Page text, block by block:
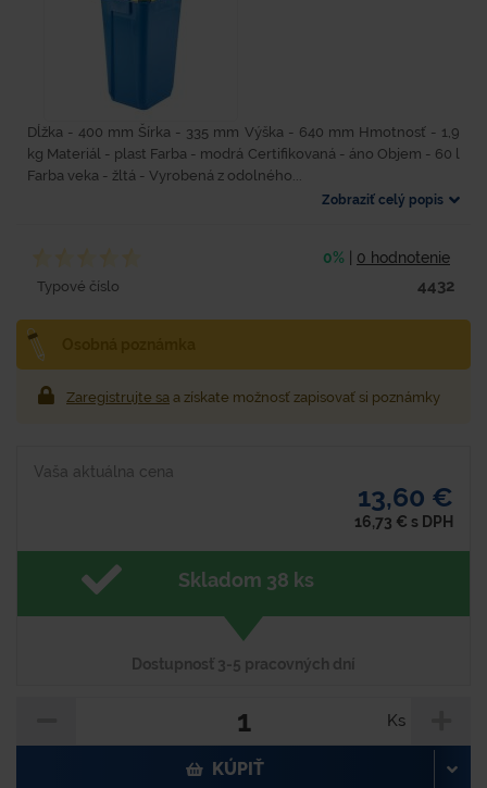
Dĺžka - 400 mm Šírka - 335 mm Výška - 640 mm Hmotnosť - 1,9
kg Materiál - plast Farba - modrá Certifikovaná - áno Objem - 60 l
Farba veka - žltá - Vyrobená z odolného...
Zobraziť celý popis
0% 0 hodnotenie
Typové číslo 4432
Zaregistrujte sa a získate možnosť zapisovať si poznámky
Vaša aktuálna cena
13,60 €
16,73 € s DPH
Skladom 38 ks
Dostupnosť 3-5 pracovných dní
Ks
KÚPIŤ